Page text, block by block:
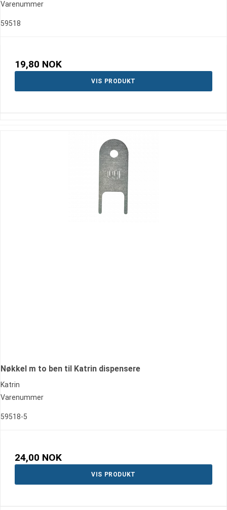
Varenummer
59518
19,80 NOK
VIS PRODUKT
Nøkkel m to ben til Katrin dispensere
Katrin
Varenummer
59518-5
24,00 NOK
VIS PRODUKT